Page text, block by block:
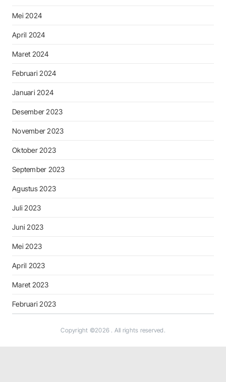
Mei 2024
April 2024
Maret 2024
Februari 2024
Januari 2024
Desember 2023
November 2023
Oktober 2023
September 2023
Agustus 2023
Juli 2023
Juni 2023
Mei 2023
April 2023
Maret 2023
Februari 2023
Copyright ©2026 . All rights reserved.